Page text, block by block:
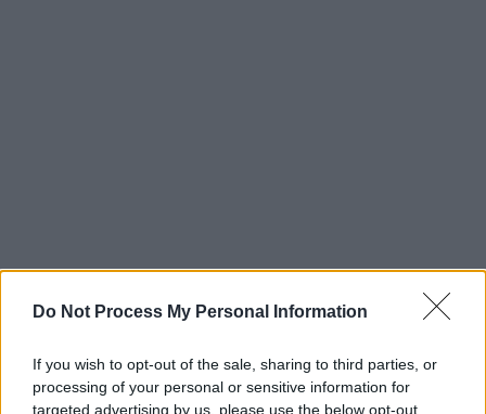
Do Not Process My Personal Information
If you wish to opt-out of the sale, sharing to third parties, or
processing of your personal or sensitive information for
targeted advertising by us, please use the below opt-out